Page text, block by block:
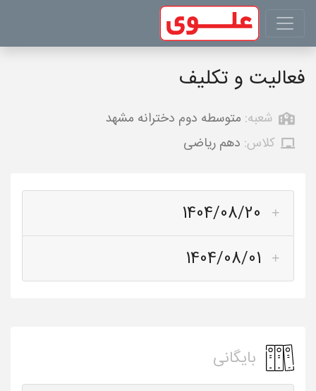
فعالیت و تکلیف
شعبه: متوسطه دوم دخترانه مشهد
کلاس: دهم ریاضی
1404/08/20
1404/08/01
بایگانی